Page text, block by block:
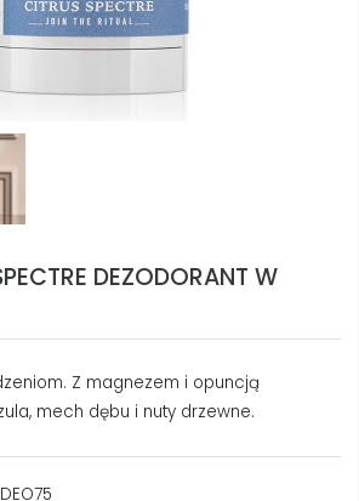
DEZODORANT W
Z magnezem i opuncją
mech dębu i nuty drzewne.